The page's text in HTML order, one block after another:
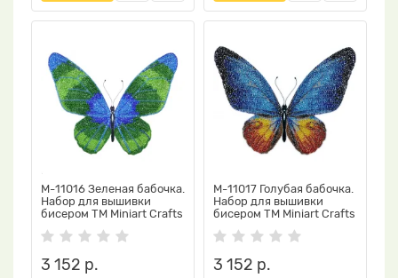
М-11016 Зеленая бабочка.
Набор для вышивки
бисером ТМ Miniart Crafts
3 152 р.
М-11017 Голубая бабочка.
Набор для вышивки
бисером ТМ Miniart Crafts
3 152 р.